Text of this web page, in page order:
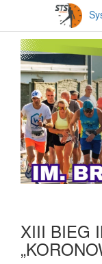
XIII BIEG